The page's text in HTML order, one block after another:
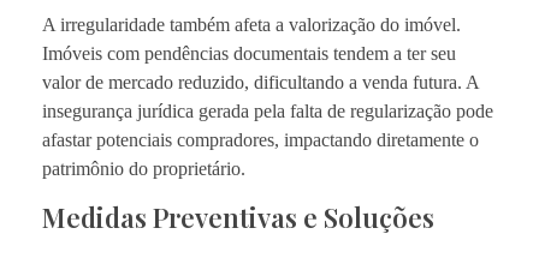
A irregularidade também afeta a valorização do imóvel.
Imóveis com pendências documentais tendem a ter seu
valor de mercado reduzido, dificultando a venda futura. A
insegurança jurídica gerada pela falta de regularização pode
afastar potenciais compradores, impactando diretamente o
patrimônio do proprietário.
Medidas Preventivas e Soluções